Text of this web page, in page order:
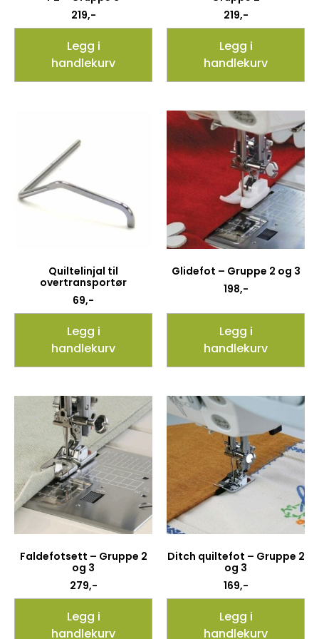
219,-
Legg i
handlekurv
219,-
Legg i
handlekurv
Quiltelinjal til
overtransportør
69,-
Legg i
handlekurv
Glidefot – Gruppe 2 og 3
198,-
Legg i
handlekurv
Faldefotsett – Gruppe 2
og 3
279,-
Legg i
handlekurv
Ditch quiltefot – Gruppe 2
og 3
169,-
Legg i
handlekurv